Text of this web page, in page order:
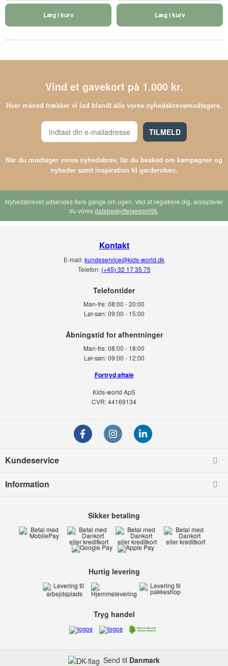
Læg i kurv Læg i kurv
Vind et gavekort på 1.000 kr.
Hver måned trækker vi lod blandt alle vores nyhedsbrevsmodtagere.
TILMELD
Når du modtager vores nyhedsbrev, får du besked om kampagner og
nyheder samt inspiration til garderoben.
Nyhedsbrevet udsendes flere gange om ugen. Ved at registrere dig, accepterer
du voresdatabeskyttelsespolitik.
Kontakt
E-mail:kundeservice@kids-world.dk
Telefon: (+45) 32 17 35 75
Telefontider
Man-fre:08:00 - 20:00
Lør-søn: 09:00 - 15:00
Man-fre:08:00 - 18:00
Lør-søn:09:00 - 12:00
Fortryd aftale
Kids-world ApS
CVR: 44169134
Kundeservice
Information
Send til Danmark
Sikker betaling
Hurtig levering
Tryg handel